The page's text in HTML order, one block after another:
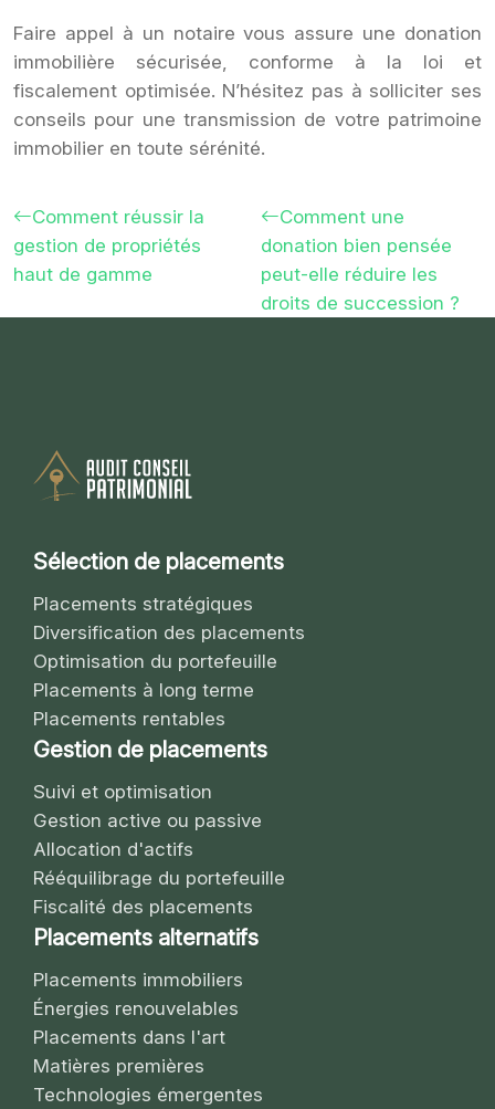
Faire appel à un notaire vous assure une donation
immobilière sécurisée, conforme à la loi et
fiscalement optimisée. N’hésitez pas à solliciter ses
conseils pour une transmission de votre patrimoine
immobilier en toute sérénité.
Comment réussir la
gestion de propriétés
haut de gamme
Comment une
donation bien pensée
peut-elle réduire les
droits de succession ?
Sélection de placements
Placements stratégiques
Diversification des placements
Optimisation du portefeuille
Placements à long terme
Placements rentables
Gestion de placements
Suivi et optimisation
Gestion active ou passive
Allocation d'actifs
Rééquilibrage du portefeuille
Fiscalité des placements
Placements alternatifs
Placements immobiliers
Énergies renouvelables
Placements dans l'art
Matières premières
Technologies émergentes